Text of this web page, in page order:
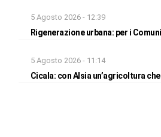
5 Agosto 2026 - 12:39
Rigenerazione urbana: per i
5 Agosto 2026 - 11:14
Cicala: con Alsia un’agricoltura